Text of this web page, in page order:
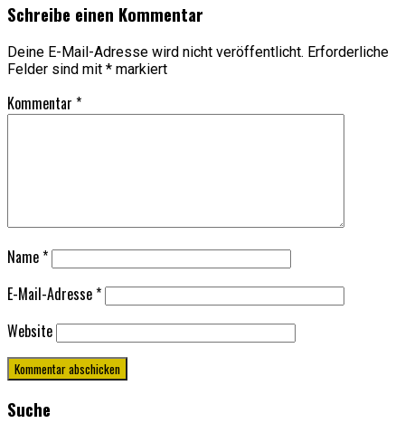
Schreibe einen Kommentar
Deine E-Mail-Adresse wird nicht veröffentlicht. Erforderliche
Felder sind mit * markiert
Kommentar *
Name*
E-Mail-Adresse*
Website
Suche